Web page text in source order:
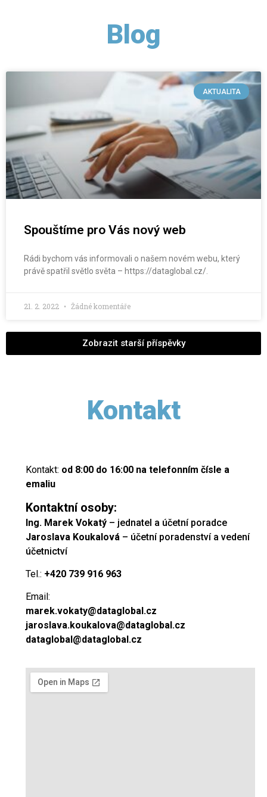
Blog
AKTUALITA
Spouštíme pro Vás nový web
Rádi bychom vás informovali o našem novém webu, který
právě spatřil světlo světa – https://dataglobal.cz/.
21. 2. 2022 Žádné komentáře
Zobrazit starší příspěvky
Kontakt
Kontakt: od 8:00 do 16:00 na telefonním čísle a
emaliu
Kontaktní osoby:
Ing. Marek Vokatý – jednatel a účetní poradce
Jaroslava Koukalová – účetní poradenství a vedení
účetnictví
Tel.: +420 739 916 963
Email:
marek.vokaty@dataglobal.cz
jaroslava.koukalova@dataglobal.cz
dataglobal@dataglobal.cz